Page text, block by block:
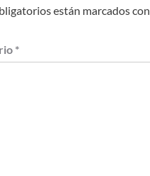
están marcados con
*